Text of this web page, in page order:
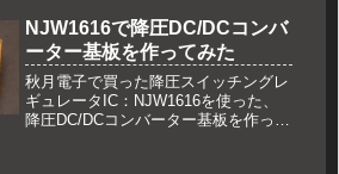
NJW1616で降圧DC/DCコンバ
ーター基板を作ってみた
秋月電子で買った降圧スイッチングレ
ギュレータIC：NJW1616を使った、
降圧DC/DCコンバーター基板を作って